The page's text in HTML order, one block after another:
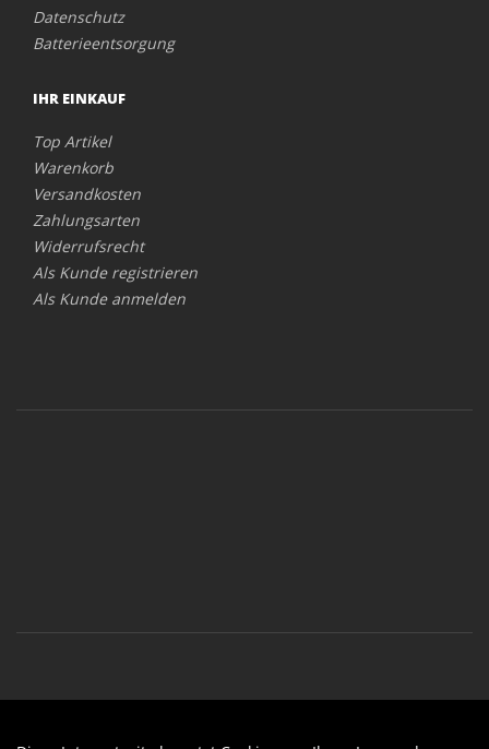
Datenschutz
Batterieentsorgung
IHR EINKAUF
Top Artikel
Warenkorb
Versandkosten
Zahlungsarten
Widerrufsrecht
Als Kunde registrieren
Als Kunde anmelden